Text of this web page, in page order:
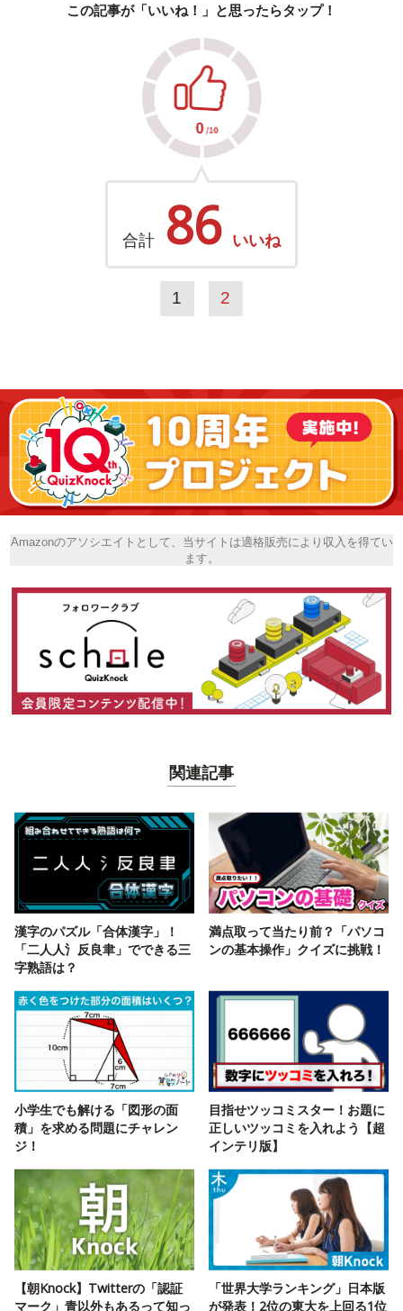
この記事が「いいね！」と思ったらタップ！
合計 86 いいね
1 2
Amazonのアソシエイトとして、当サイトは適格販売により収入を得てい
ます。
関連記事
漢字のパズル「合体漢字」！
「二人人氵反良聿」でできる三
字熟語は？
満点取って当たり前？「パソコ
ンの基本操作」クイズに挑戦！
小学生でも解ける「図形の面
積」を求める問題にチャレン
ジ！
目指せツッコミスター！お題に
正しいツッコミを入れよう【超
インテリ版】
【朝Knock】Twitterの「認証
マーク」青以外もあるって知っ
「世界大学ランキング」日本版
が発表！2位の東大を上回る1位